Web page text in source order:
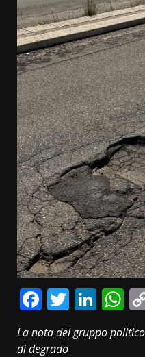
Facebook
Twitter
La nota del gruppo
di degrado